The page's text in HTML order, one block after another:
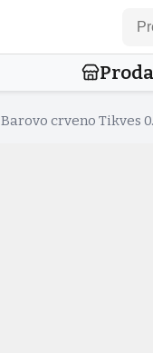
Barovo crveno Tikves